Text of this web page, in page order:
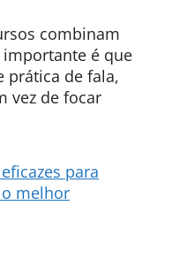
combinam
importante é que
prática de fala,
vez de focar
para
melhor